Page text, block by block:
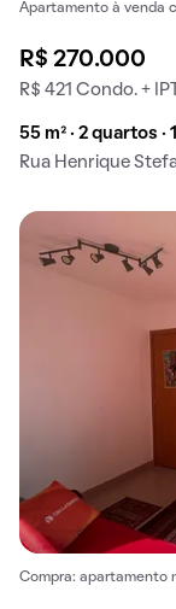
Apartamento à venda
R$ 270.000
R$ 421 Condo. +
55 m² · 2 quartos ·
Rua Henrique
Compra: apartamento